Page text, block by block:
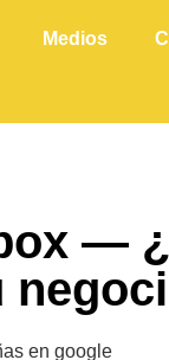
Medios
—